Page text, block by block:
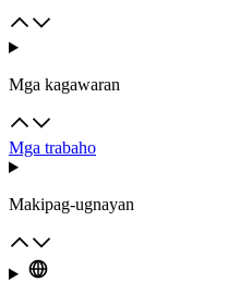
Mga kagawaran
Mga trabaho
Makipag-ugnayan